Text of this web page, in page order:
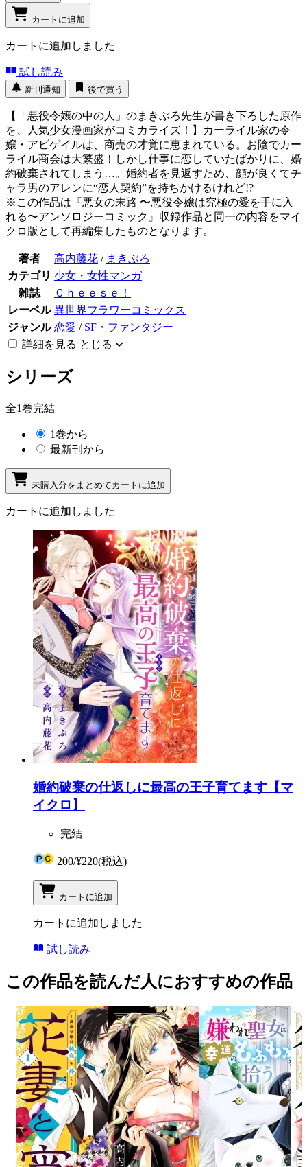
カートに追加
カートに追加しました
試し読み
新刊通知 後で買う
【「悪役令嬢の中の人」のまきぶろ先生が書き下ろした原作
を、人気少女漫画家がコミカライズ！】カーライル家の令
嬢・アビゲイルは、商売の才覚に恵まれている。お陰でカー
ライル商会は大繁盛！しかし仕事に恋していたばかりに、婚
約破棄されてしまう…。婚約者を見返すため、顔が良くてチ
ャラ男のアレンに“恋人契約”を持ちかけるけれど!?
※この作品は『悪女の末路 〜悪役令嬢は究極の愛を手に入
れる〜アンソロジーコミック』収録作品と同一の内容をマイ
クロ版として再編集したものとなります。
著者 高内藤花 / まきぶろ
カテゴリ 少女・女性マンガ
雑誌
Ｃｈｅｅｓｅ！
レーベル 異世界フラワーコミックス
ジャンル 恋愛 / SF・ファンタジー
詳細を見る とじる
シリーズ
全1巻完結
1巻から
最新刊から
未購入分をまとめてカートに追加
カートに追加しました
婚約破棄の仕返しに最高の王子育てます【マ
イクロ】
完結
200/¥220(税込)
カートに追加
カートに追加しました
試し読み
この作品を読んだ人におすすめの作品